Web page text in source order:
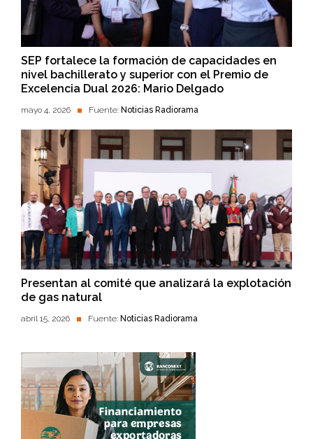
SEP fortalece la formación de capacidades en
nivel bachillerato y superior con el Premio de
Excelencia Dual 2026: Mario Delgado
mayo 4, 2026 Fuente: Noticias Radiorama
Presentan al comité que analizará la explotación
de gas natural
abril 15, 2026 Fuente: Noticias Radiorama